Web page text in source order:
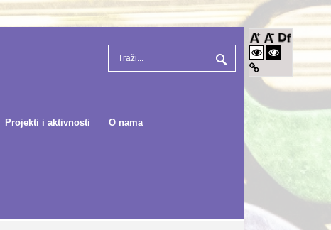
Projekti i aktivnosti O nama